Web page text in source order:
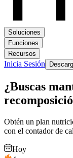
Soluciones
Funciones
Recursos
Inicia Sesión
¿Buscas
Obtén un plan
con el contador de
Hoy